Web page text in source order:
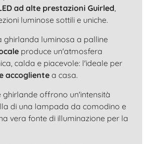
ad alte prestazioni Guirled,
luminose sottili e uniche.
ghirlanda luminosa a palline
produce un'atmosfera
calda e piacevole: l'ideale per
accogliente a casa.
ghirlande offrono un'intensità
di una lampada da comodino e
vera fonte di illuminazione per la